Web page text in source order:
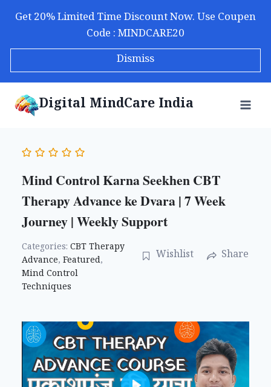
Get 20% Limited Time Discount Now. Use Coupen
Code : MINDCARE20
Dismiss
Digital MindCare India
Mind Control Karna Seekhen CBT
Therapy Advance ke Dvara | 7 Week
Journey | Weekly Support
Categories: CBT Therapy
Advance, Featured,
Mind Control
Techniques
Wishlist Share